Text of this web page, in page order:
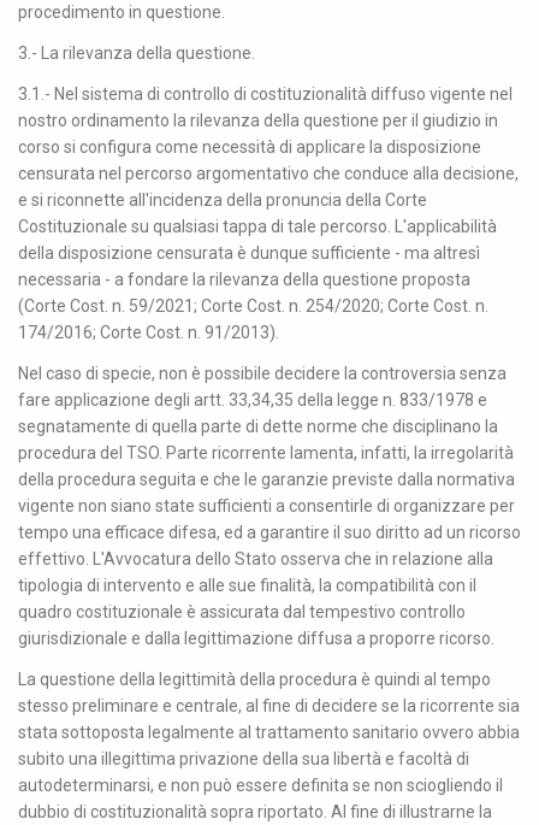
procedimento in questione.
3.- La rilevanza della questione.
3.1.- Nel sistema di controllo di costituzionalità diffuso vigente nel
nostro ordinamento la rilevanza della questione per il giudizio in
corso si configura come necessità di applicare la disposizione
censurata nel percorso argomentativo che conduce alla decisione,
e si riconnette all'incidenza della pronuncia della Corte
Costituzionale su qualsiasi tappa di tale percorso. L'applicabilità
della disposizione censurata è dunque sufficiente - ma altresì
necessaria - a fondare la rilevanza della questione proposta
(Corte Cost. n. 59/2021; Corte Cost. n. 254/2020; Corte Cost. n.
174/2016; Corte Cost. n. 91/2013).
Nel caso di specie, non è possibile decidere la controversia senza
fare applicazione degli artt. 33,34,35 della legge n. 833/1978 e
segnatamente di quella parte di dette norme che disciplinano la
procedura del TSO. Parte ricorrente lamenta, infatti, la irregolarità
della procedura seguita e che le garanzie previste dalla normativa
vigente non siano state sufficienti a consentirle di organizzare per
tempo una efficace difesa, ed a garantire il suo diritto ad un ricorso
effettivo. L'Avvocatura dello Stato osserva che in relazione alla
tipologia di intervento e alle sue finalità, la compatibilità con il
quadro costituzionale è assicurata dal tempestivo controllo
giurisdizionale e dalla legittimazione diffusa a proporre ricorso.
La questione della legittimità della procedura è quindi al tempo
stesso preliminare e centrale, al fine di decidere se la ricorrente sia
stata sottoposta legalmente al trattamento sanitario ovvero abbia
subito una illegittima privazione della sua libertà e facoltà di
autodeterminarsi, e non può essere definita se non sciogliendo il
dubbio di costituzionalità sopra riportato. Al fine di illustrarne la